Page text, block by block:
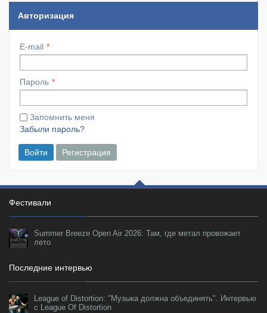
Авторизация
E-mail
Пароль
Запомнить меня
Забыли пароль?
Войти Регистрация
Фестивали
Summer Breeze Open Air 2026: Там, где метал провожает
лето
Последние интервью
League of Distortion: "Музыка должна объединять". Интервью
с League Of Distortion